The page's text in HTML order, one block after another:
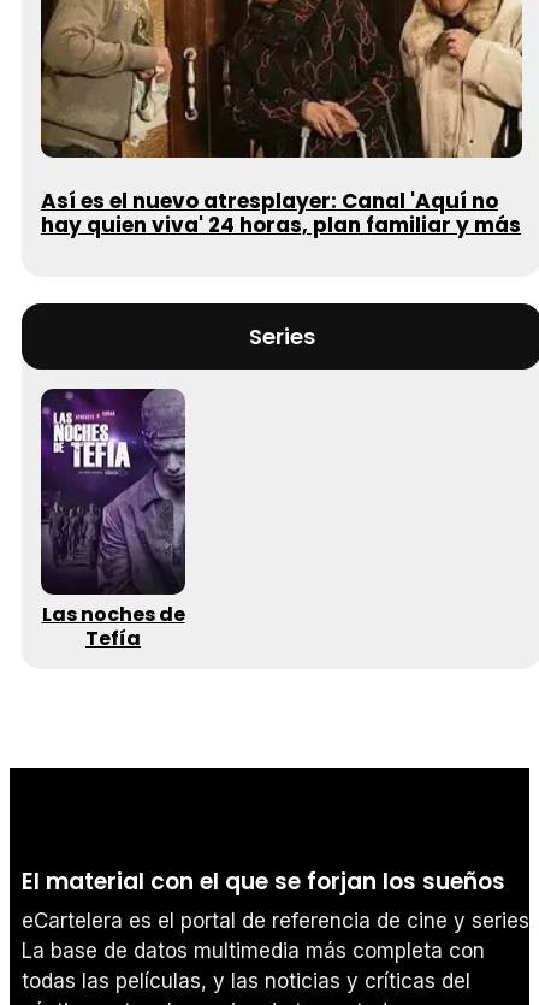
Así es el nuevo atresplayer: Canal 'Aquí no
hay quien viva' 24 horas, plan familiar y más
Series
Las noches de
Tefía
El material con el que se forjan los sueños
eCartelera es el portal de referencia de cine y series.
La base de datos multimedia más completa con
todas las películas, y las noticias y críticas del